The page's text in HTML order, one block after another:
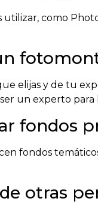
como
elijas y de tu
un experto
fondos
fondos
otras